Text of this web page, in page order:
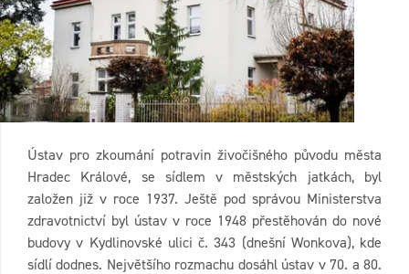
Ústav pro zkoumání potravin živočišného původu města
Hradec Králové, se sídlem v městských jatkách, byl
založen již v roce 1937. Ještě pod správou Ministerstva
zdravotnictví byl ústav v roce 1948 přestěhován do nové
budovy v Kydlinovské ulici č. 343 (dnešní Wonkova), kde
sídlí dodnes. Největšího rozmachu dosáhl ústav v 70. a 80.